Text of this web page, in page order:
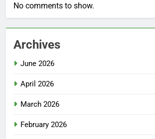
No comments to show.
Archives
June 2026
April 2026
March 2026
February 2026